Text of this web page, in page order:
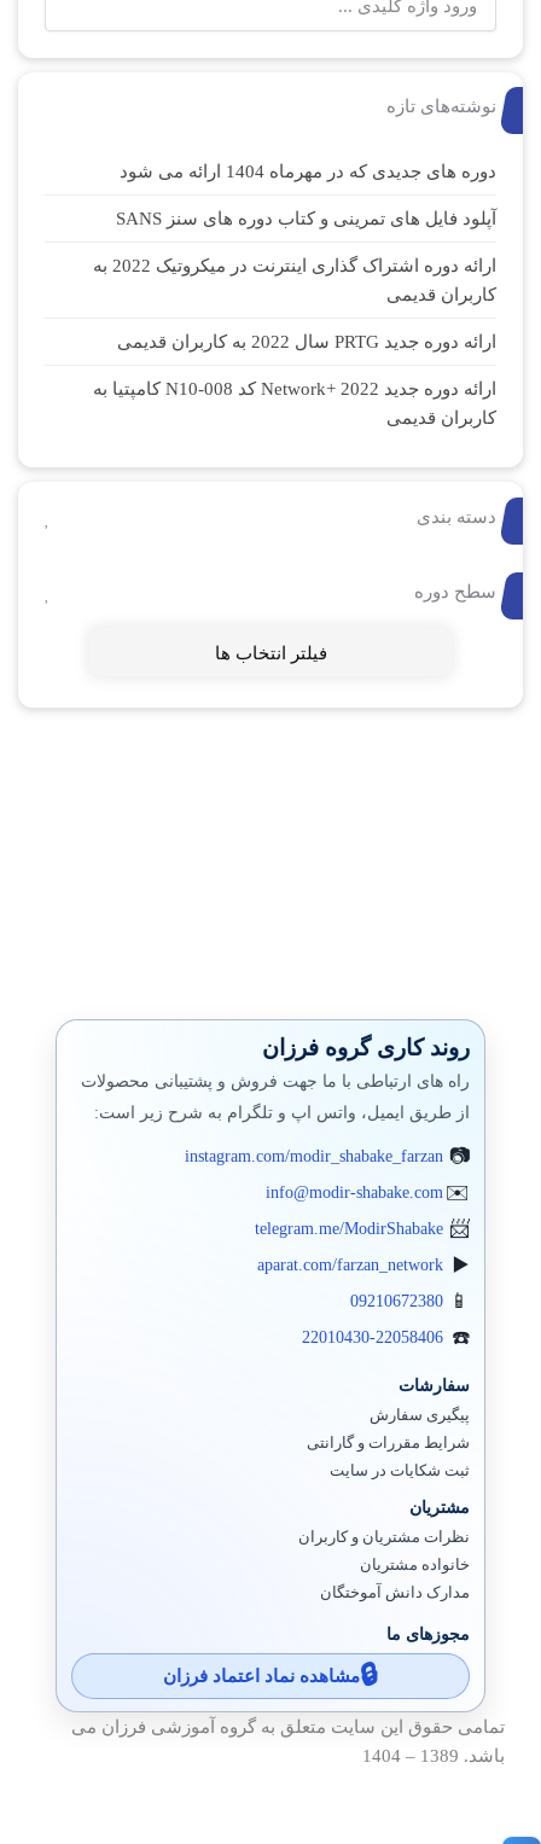
برای:
نوشته‌های تازه
دوره های جدیدی که در مهرماه 1404 ارائه می شود
آپلود فایل های تمرینی و کتاب دوره های سنز SANS
ارائه دوره اشتراک گذاری اینترنت در میکروتیک 2022 به
کاربران قدیمی
ارائه دوره جدید PRTG سال 2022 به کاربران قدیمی
ارائه دوره جدید Network+ 2022 کد N10-008 کامپتیا به
کاربران قدیمی
دسته بندی
سطح دوره
فیلتر انتخاب ها
روند کاری گروه فرزان
راه های ارتباطی با ما جهت فروش و پشتیبانی محصولات
از طریق ایمیل، واتس اپ و تلگرام به شرح زیر است:
instagram.com/modir_shabake_farzan
info@modir-shabake.com
telegram.me/ModirShabake
aparat.com/farzan_network
09210672380
22010430-22058406
سفارشات
پیگیری سفارش
شرایط مقررات و گارانتی
ثبت شکایات در سایت
مشتریان
نظرات مشتریان و کاربران
خانواده مشتریان
مدارک دانش آموختگان
مجوزهای ما
مشاهده نماد اعتماد فرزان
تمامی حقوق این سایت متعلق به گروه آموزشی فرزان می
باشد. 1389 – 1404